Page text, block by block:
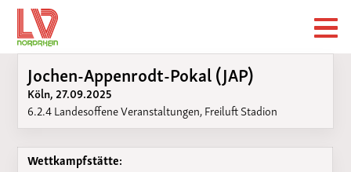
Jochen-Appenrodt-Pokal (JAP)
Köln, 27.09.2025
6.2.4 Landesoffene Veranstaltungen, Freiluft Stadion
Wettkampfstätte: